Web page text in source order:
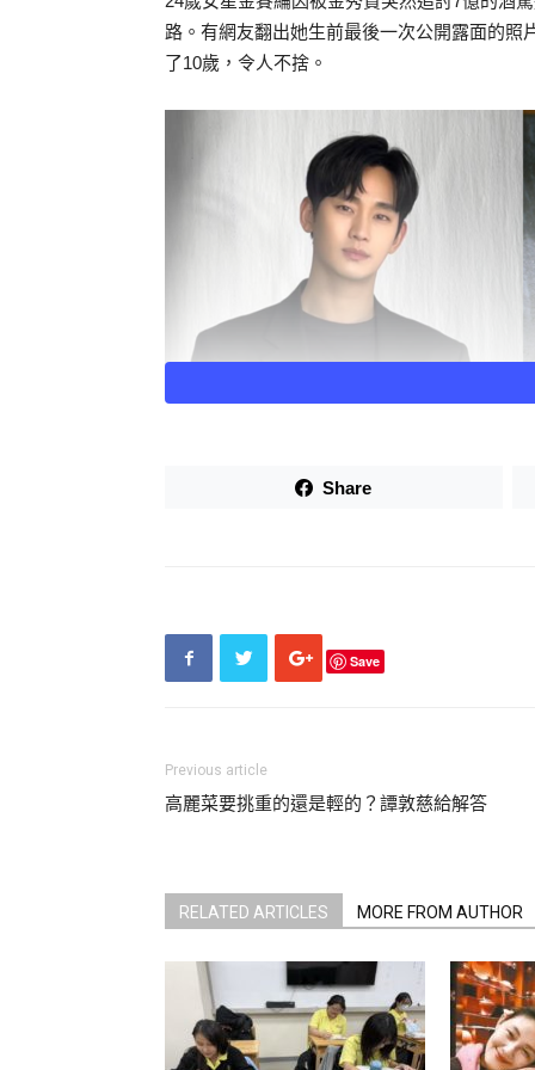
路。有網友翻出她生前最後一次公開露面的
了10歲，令人不捨。
被前男友金秀賢無情追討債務，不得不身兼5
顯黑眼圈，頭髮雖綁起，仍有些乾枯毛躁，隱
Share
Save
Previous article
高麗菜要挑重的還是輕的？譚敦慈給解答
RELATED ARTICLES MORE FROM AUTHOR